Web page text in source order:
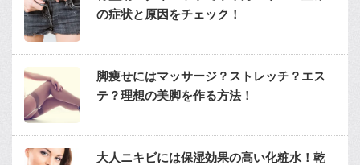
の症状と原因をチェック！
脚痩せにはマッサージ？ストレッチ？エス
テ？理想の美脚を作る方法！
大人ニキビには保湿効果の高い化粧水！乾